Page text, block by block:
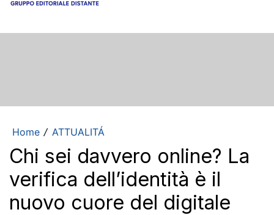
Home / ATTUALITÁ
Chi sei davvero online? La
verifica dell’identità è il
nuovo cuore del digitale